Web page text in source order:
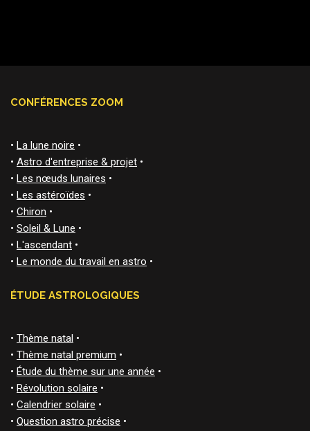
CONFÉRENCES ZOOM
• La lune noire •
• Astro d'entreprise & projet •
• Les nœuds lunaires •
• Les astéroïdes •
• Chiron •
• Soleil & Lune •
• L'ascendant •
• Le monde du travail en astro •
ÉTUDE ASTROLOGIQUES
• Thème natal •
• Thème natal premium •
• Étude du thème sur une année •
• Révolution solaire •
• Calendrier solaire •
• Question astro précise •